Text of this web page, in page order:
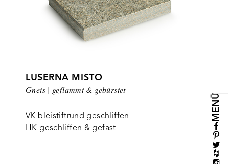
LUSERNA MISTO
Gneis | geflammt & gebürstet
VK bleistiftrund geschliffen
HK geschliffen & gefast
MENÜ